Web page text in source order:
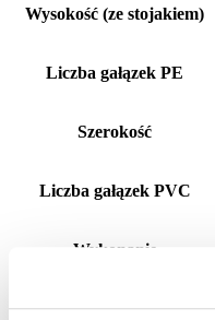
Wysokość (ze stojakiem)
Liczba gałązek PE
Szerokość
Liczba gałązek PVC
Wykonanie
Procentowy udział 3D/